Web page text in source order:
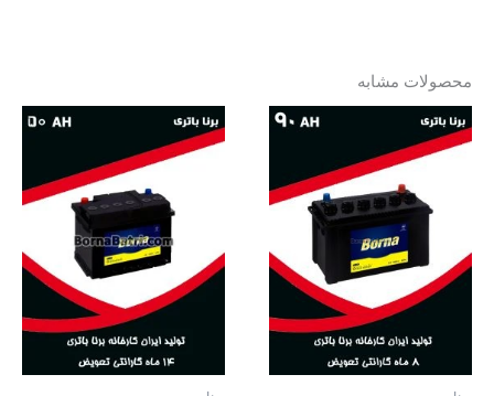
محصولات مشابه